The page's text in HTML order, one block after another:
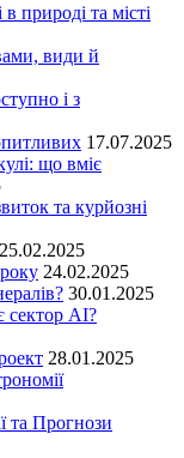
природі та місті
види й
і з
17.07.2025
що вміє
та курйозні
25.02.2025
24.02.2025
30.01.2025
сектор АІ?
28.01.2025
та Прогнози